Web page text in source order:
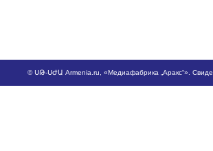
©ՍԹ-ՍԺԱ Armenia.ru , «Медиафабрика „Аракс“».